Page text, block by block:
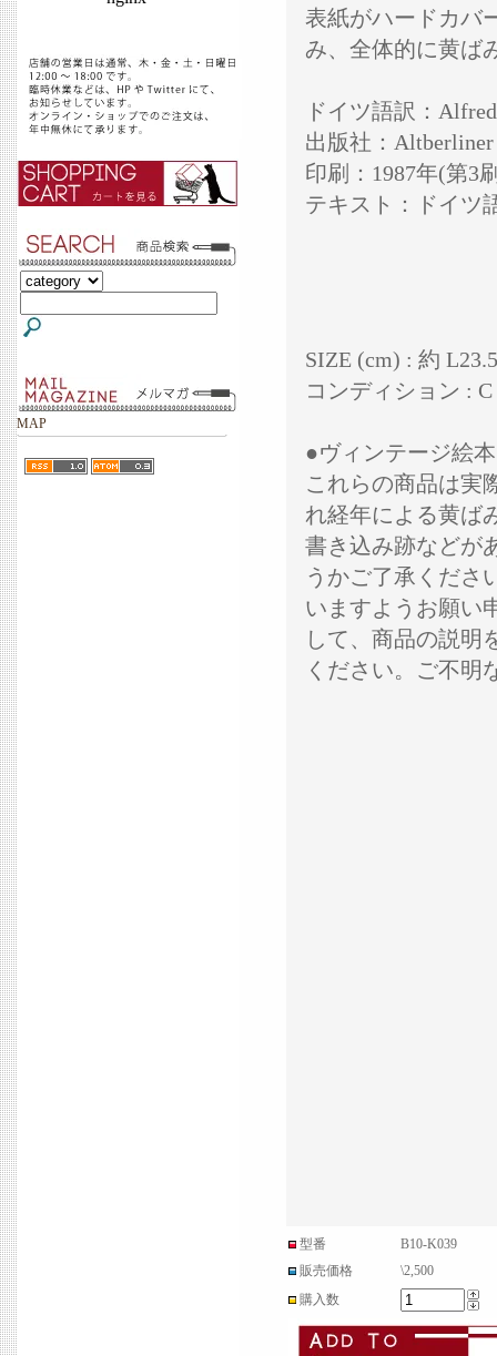
MAP
表紙がハードカバ
み、全体的に黄ば
ドイツ語訳：
出版社：
印刷：1987年(第
テキスト：ドイ
SIZE (cm) : 約
コンディション : C
●ヴィンテージ絵
これらの商品は実
れ経年による黄ば
書き込み跡などが
うかご了承くださ
いますようお願い
して、商品の説明
ください。ご不明
型番
B10-K039
販売価格
\2,500
購入数